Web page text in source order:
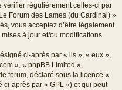
vérifier régulièrement celles-ci par
Forum des Lames (du Cardinal) »
vous acceptez d’être légalement
à jour et/ou modifications.
ci-après par « ils », « eux »,
», « phpBB Limited »,
forum, déclaré sous la licence «
ci-après par « GPL ») et qui peut